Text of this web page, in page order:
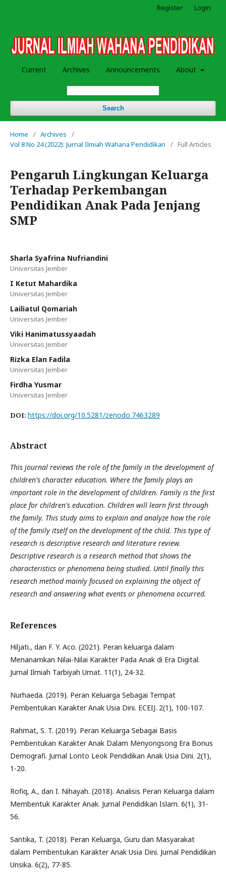
Current Archives Announcements About
Search
Register Login
Home / Archives
/
Vol 8 No 24 (2022): Jurnal Ilmiah Wahana Pendidikan
/ Full Articles
Pengaruh Lingkungan Keluarga
Terhadap Perkembangan
Pendidikan Anak Pada Jenjang
SMP
Sharla Syafrina Nufriandini
Universitas Jember
I Ketut Mahardika
Universitas Jember
Lailiatul Qomariah
Universitas Jember
Viki Hanimatussyaadah
Universitas Jember
Rizka Elan Fadila
Universitas Jember
Firdha Yusmar
Universitas Jember
DOI: https://doi.org/10.5281/zenodo.7463289
Abstract
This journal reviews the role of the family in the development of
children's character education. Where the family plays an
important role in the development of children. Family is the first
place for children's education. Children will learn first through
the family. This study aims to explain and analyze how the role
of the family itself on the development of the child. This type of
research is descriptive research and literature review.
Descriptive research is a research method that shows the
characteristics or phenomena being studied. Until finally this
research method mainly focused on explaining the object of
research and answering what events or phenomena occurred.
References
Hiljati., dan F. Y. Aco. (2021). Peran keluarga dalam
Menanamkan Nilai-Nilai Karakter Pada Anak di Era Digital.
Jurnal Ilmiah Tarbiyah Umat. 11(1), 24-32.
Nurhaeda. (2019). Peran Keluarga Sebagai Tempat
Pembentukan Karakter Anak Usia Dini. ECEIJ. 2(1), 100-107.
Rahmat, S. T. (2019). Peran Keluarga Sebagai Basis
Pembentukan Karakter Anak Dalam Menyongsong Era Bonus
Demografi. Jurnal Lonto Leok Pendidikan Anak Usia Dini. 2(1),
1-20.
Rofiq, A., dan I. Nihayah. (2018). Analisis Peran Keluarga dalam
Membentuk Karakter Anak. Jurnal Pendidikan Islam. 6(1), 31-
56.
Santika, T. (2018). Peran Keluarga, Guru dan Masyarakat
dalam Pembentukan Karakter Anak Usia Dini. Jurnal Pendidikan
Unsika. 6(2), 77-85.